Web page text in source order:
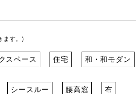
ます。)
スペース 住宅 和・和モダン
シースルー 腰高窓 布